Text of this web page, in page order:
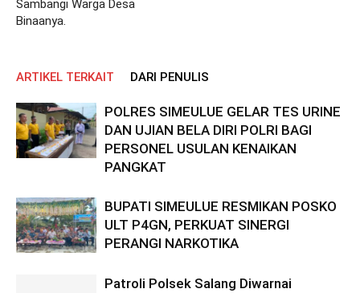
Sambangi Warga Desa
Binaanya.
ARTIKEL TERKAIT DARI PENULIS
POLRES SIMEULUE GELAR TES URINE
DAN UJIAN BELA DIRI POLRI BAGI
PERSONEL USULAN KENAIKAN
PANGKAT
BUPATI SIMEULUE RESMIKAN POSKO
ULT P4GN, PERKUAT SINERGI
PERANGI NARKOTIKA
Patroli Polsek Salang Diwarnai